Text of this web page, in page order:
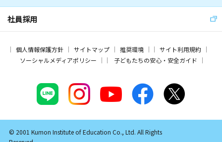
社員採用
個人情報保護方針 サイトマップ 推奨環境
サイト利用規約
ソーシャルメディアポリシー
子どもたちの安心・安全ガイド
© 2001 Kumon Institute of Education Co., Ltd. All Rights